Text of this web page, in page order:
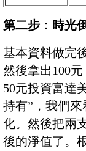
第二步：時光
基本資料做完
然後拿出100
50元投資富達
持有”，我們
化。然後把兩
後的淨值了。